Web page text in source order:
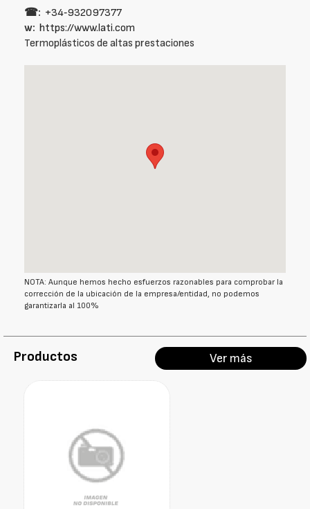
☎: +34‑932097377
w: https://www.lati.com
Termoplásticos de altas prestaciones
NOTA: Aunque hemos hecho esfuerzos razonables para comprobar la
corrección de la ubicación de la empresa/entidad, no podemos
garantizarla al 100%
Productos Ver más